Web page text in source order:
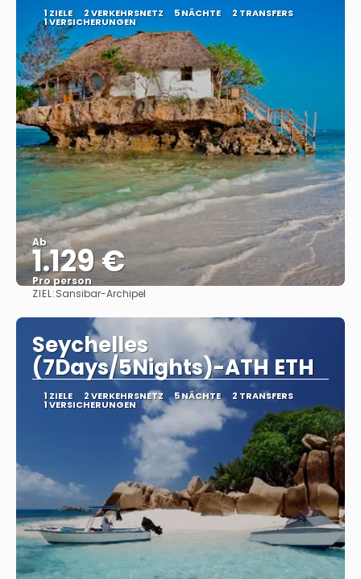
1 ZIELE 2 VERKEHRSNETZ 5 NÄCHTE 2 TRANSFERS
1 VERSICHERUNGEN
Ab
1.129 €
Pro person
ZIEL:Sansibar-Archipel
Seychelles
(7Days/5Nights)-ATH ETH
1 ZIELE 2 VERKEHRSNETZ 5 NÄCHTE 2 TRANSFERS
1 VERSICHERUNGEN